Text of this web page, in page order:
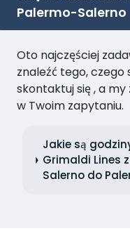
Palermo-Salerno
Oto najczęściej
znaleźć tego, czego
skontaktuj się , a
w Twoim zapytaniu.
Jakie są
Grimaldi Lines
Salerno do